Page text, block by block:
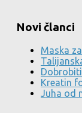
Novi članci
Maska
Kreatin
Juha od